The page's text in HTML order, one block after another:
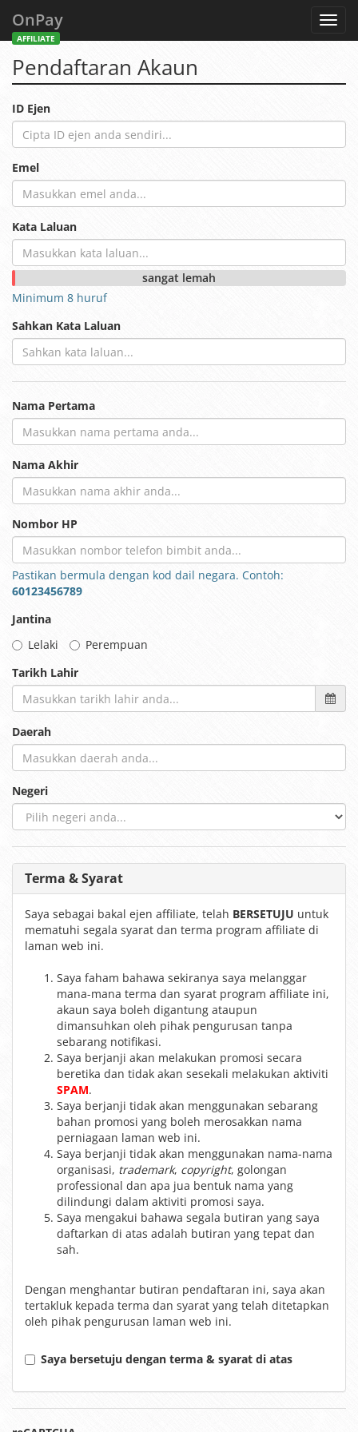
OnPay
AFFILIATE
Pendaftaran Akaun
ID Ejen
Emel
Kata Laluan
sangat lemah
Minimum 8 huruf
Sahkan Kata Laluan
Nama Pertama
Nama Akhir
Nombor HP
Pastikan bermula dengan kod dail negara. Contoh:
60123456789
Jantina
Lelaki
Perempuan
Tarikh Lahir
Daerah
Negeri
Terma & Syarat
Saya sebagai bakal ejen affiliate, telah BERSETUJU untuk
mematuhi segala syarat dan terma program affiliate di
laman web ini.
Saya faham bahawa sekiranya saya melanggar
mana-mana terma dan syarat program affiliate ini,
akaun saya boleh digantung ataupun
dimansuhkan oleh pihak pengurusan tanpa
sebarang notifikasi.
Saya berjanji akan melakukan promosi secara
beretika dan tidak akan sesekali melakukan aktiviti
SPAM.
Saya berjanji tidak akan menggunakan sebarang
bahan promosi yang boleh merosakkan nama
perniagaan laman web ini.
Saya berjanji tidak akan menggunakan nama-nama
organisasi, trademark, copyright, golongan
professional dan apa jua bentuk nama yang
dilindungi dalam aktiviti promosi saya.
Saya mengakui bahawa segala butiran yang saya
daftarkan di atas adalah butiran yang tepat dan
sah.
Dengan menghantar butiran pendaftaran ini, saya akan
tertakluk kepada terma dan syarat yang telah ditetapkan
oleh pihak pengurusan laman web ini.
Saya bersetuju dengan terma & syarat di atas